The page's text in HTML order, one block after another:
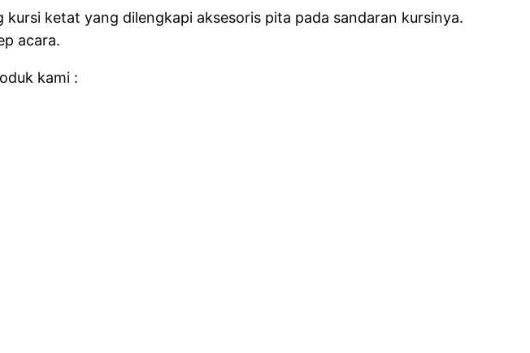
ketat yang dilengkapi aksesoris pita pada sandaran kursinya.
acara.
kami :